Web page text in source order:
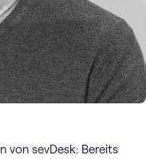
von sevDesk: Bereits